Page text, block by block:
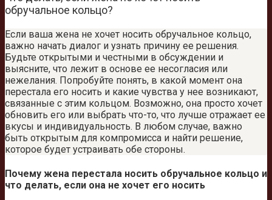
обручальное кольцо?
Если ваша жена не хочет носить обручальное кольцо,
важно начать диалог и узнать причину ее решения.
Будьте открытыми и честными в обсуждении и
выясните, что лежит в основе ее несогласия или
нежелания. Попробуйте понять, в какой момент она
перестала его носить и какие чувства у нее возникают,
связанные с этим кольцом. Возможно, она просто хочет
обновить его или выбрать что-то, что лучше отражает ее
вкусы и индивидуальность. В любом случае, важно
быть открытым для компромисса и найти решение,
которое будет устраивать обе стороны.
Почему жена перестала носить обручальное кольцо и
что делать, если она не хочет его носить